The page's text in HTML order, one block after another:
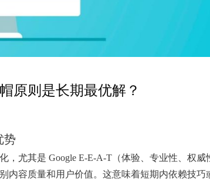
原则是长期最优解？
势
，尤其是 Google E-E-A-T（体验、专业性、权威
内容质量和用户价值。这意味着短期内依赖技